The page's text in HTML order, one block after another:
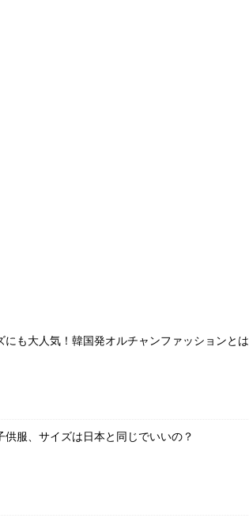
にも大人気！韓国発オルチャンファッションとは
供服、サイズは日本と同じでいいの？